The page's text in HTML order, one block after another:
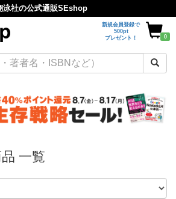
泳社の公式通販SEshop
新規会員登録で
500pt
プレゼント！
0
一覧